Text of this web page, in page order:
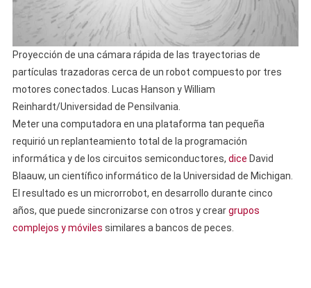
Proyección de una cámara rápida de las trayectorias de
partículas trazadoras cerca de un robot compuesto por tres
motores conectados. Lucas Hanson y William
Reinhardt/Universidad de Pensilvania.
Meter una computadora en una plataforma tan pequeña
requirió un replanteamiento total de la programación
informática y de los circuitos semiconductores, dice David
Blaauw, un científico informático de la Universidad de Michigan.
El resultado es un microrrobot, en desarrollo durante cinco
años, que puede sincronizarse con otros y creargrupos
complejos y móviles similares a bancos de peces.